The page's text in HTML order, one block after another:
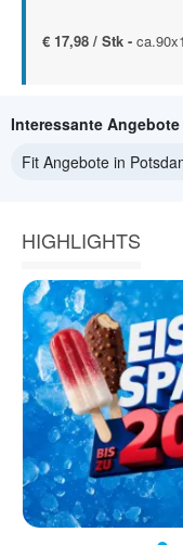
€ 17,98 / Stk -
Interessante Angebote
Fit Angebote in
HIGHLIGHTS